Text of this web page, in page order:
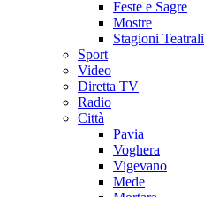
Feste e Sagre
Mostre
Stagioni Teatrali
Sport
Video
Diretta TV
Radio
Città
Pavia
Voghera
Vigevano
Mede